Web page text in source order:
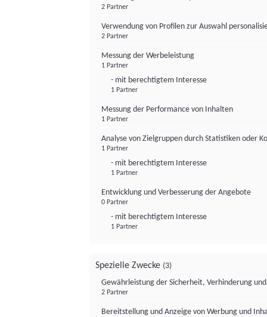
2 Partner
Verwendung von Profilen zur Auswahl
2 Partner
Messung der Werbeleistung
1 Partner
- mit berechtigtem Interesse
1 Partner
Messung der Performance von Inhalten
1 Partner
Analyse von Zielgruppen durch Statistiken oder
1 Partner
- mit berechtigtem Interesse
1 Partner
Entwicklung und Verbesserung der Angebote
0 Partner
- mit berechtigtem Interesse
1 Partner
Spezielle Zwecke (3)
Gewährleistung der Sicherheit, Verhinderung
2 Partner
Bereitstellung und Anzeige von Werbung und